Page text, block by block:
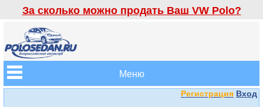
За сколько можно продать Ваш VW Polo?
Меню
Регистрация Вход